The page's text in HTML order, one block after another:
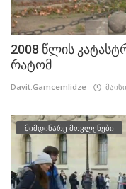
2008 წლის
რატომ
Davit.Gamcemlidze
მიმდინარე მოვლენები